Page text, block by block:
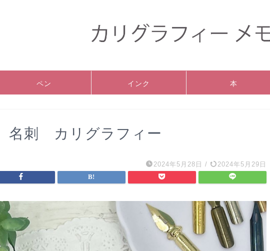
ペン インク 本
名刺 カリグラフィー
2024年5月28日 / 2024年5月29日